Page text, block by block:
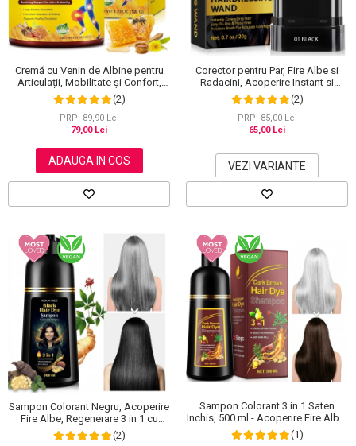
Scrub / Balsam de buze
Netestate pe Animale
Cremă cu Venin de Albine pentru
Articulații, Mobilitate și Confort,
120 g
(2)
PRP: 89,90 Lei
79,00 Lei
ADAUGA IN COS
Corector pentru Par, Fire Albe si
Radacini, Acoperire Instant si
Rezistenta la Transfer, 20 g
(2)
PRP: 85,00 Lei
65,00 Lei
VEZI VARIANTE
Sampon Colorant Negru, Acoperire
Fire Albe, Regenerare 3 in 1 cu
Ghimbir, 500 ml
(2)
Sampon Colorant 3 in 1 Saten
Inchis, 500 ml - Acoperire Fire Albe,
Hranire si Anti-Cadere
(1)